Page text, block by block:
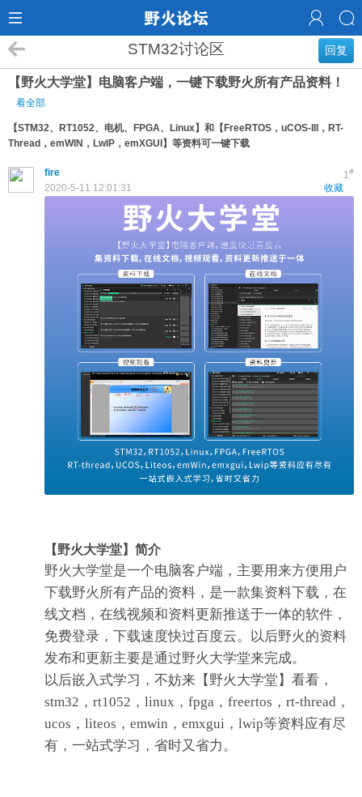
回复
STM32讨论区
【野火大学堂】电脑客户端，一键下载野火所有产品资料！
看全部
【STM32、RT1052、电机、FPGA、Linux】和【FreeRTOS，uCOS-III，RT-
Thread，emWIN，LwIP，emXGUI】等资料可一键下载
1#
fire
收藏
2020-5-11 12:01:31
【野火大学堂】简介
野火大学堂是一个电脑客户端，主要用来方便用户
下载野火所有产品的资料，是一款集资料下载，在
线文档，在线视频和资料更新推送于一体的软件，
免费登录，下载速度快过百度云。以后野火的资料
发布和更新主要是通过野火大学堂来完成。
以后嵌入式学习，不妨来【野火大学堂】看看，
stm32，rt1052，linux，fpga，freertos，rt-thread，
ucos，liteos，emwin，emxgui，lwip等资料应有尽
有，一站式学习，省时又省力。